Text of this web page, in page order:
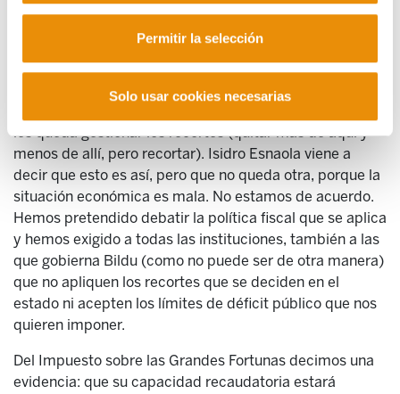
Permitir la selección
Solo usar cookies necesarias
fraude fiscal ni se va a dar marcha atrás en las reformas
sustancialmente los impuestos que pagan las rentas
altas, las empresas y el capital). También hemos dicho
que si se aceptan los límites de déficit público que se
les queda gestionar los recortes (quitar más de aquí y
menos de allí, pero recortar). Isidro Esnaola viene a
decir que esto es así, pero que no queda otra, porque la
situación económica es mala. No estamos de acuerdo.
Hemos pretendido debatir la política fiscal que se aplica
y hemos exigido a todas las instituciones, también a las
que gobierna Bildu (como no puede ser de otra manera)
que no apliquen los recortes que se deciden en el
estado ni acepten los límites de déficit público que nos
quieren imponer.
Del Impuesto sobre las Grandes Fortunas decimos una
evidencia: que su capacidad recaudatoria estará